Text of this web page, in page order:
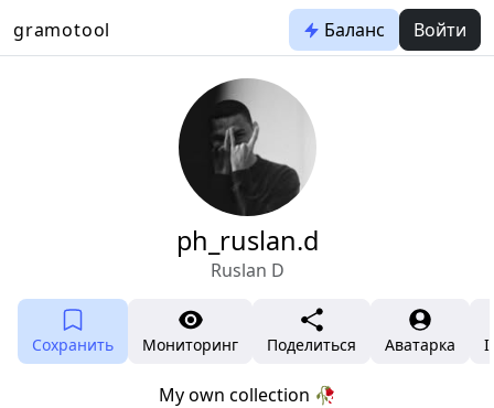
gramotool Баланс Войти
ph_ruslan.d
Ruslan D
Сохранить Мониторинг Поделиться Аватарка
My own collection 🥀